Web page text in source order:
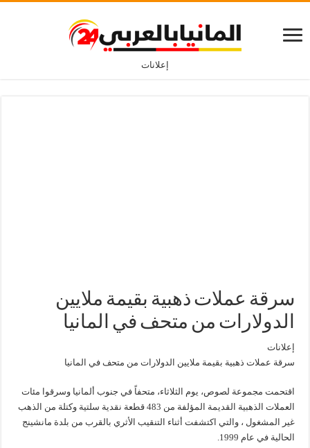
إعلانات
سرقة عملات ذهبية بقيمة ملايين
الدولارات من متحف في المانيا
إعلانات
سرقة عملات ذهبية بقيمة ملايين الدولارات من متحف في المانيا
اقتحمت مجموعة لصوص، يوم الثلاثاء، متحفاً في جنوب ألمانيا وسرقوا مئات
العملات الذهبية القديمة المؤلفة من 483 قطعة نقدية سلتية وكتلة من الذهب
غير المشغول ، والتي اكتشفت أثناء التنقيب الأثري بالقرب من بلدة مانشينج
الحالية في عام 1999.